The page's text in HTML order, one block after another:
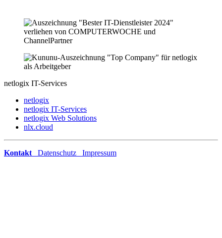
netlogix IT-Services
netlogix
netlogix IT-Services
netlogix Web Solutions
nlx.cloud
Kontakt Datenschutz Impressum